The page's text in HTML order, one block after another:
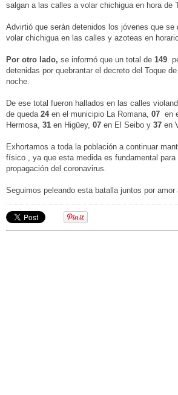
salgan a las calles a volar chichigua en hora de
Advirtió que serán detenidos los jóvenes que se
volar chichigua en las calles y azoteas en
Por otro lado, se informó que un total de 149
detenidas por quebrantar el decreto del Toque
noche.
De ese total fueron hallados en las calles
de queda 24 en el municipio La Romana, 07 en
Hermosa, 31 en Higüey, 07 en El Seibo y 37 en
Exhortamos a toda la población a continuar
físico , ya que esta medida es fundamental
propagación del coronavirus.
Seguimos peleando esta batalla juntos por amor